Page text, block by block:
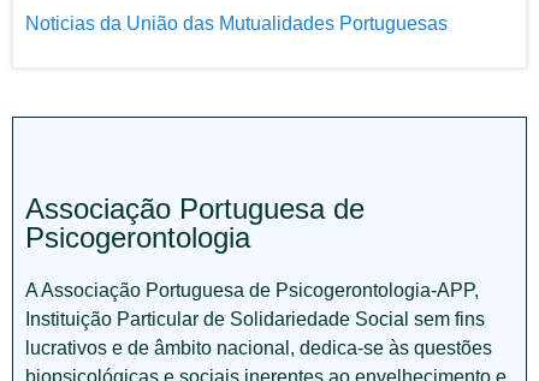
Noticias da União das Mutualidades Portuguesas
Associação Portuguesa de
Psicogerontologia
A Associação Portuguesa de Psicogerontologia-APP,
Instituição Particular de Solidariedade Social sem fins
lucrativos e de âmbito nacional, dedica-se às questões